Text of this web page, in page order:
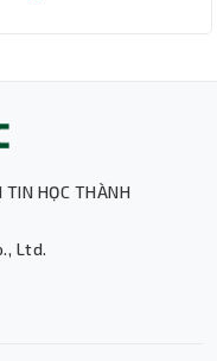
HỌC THÀNH
Ltd.